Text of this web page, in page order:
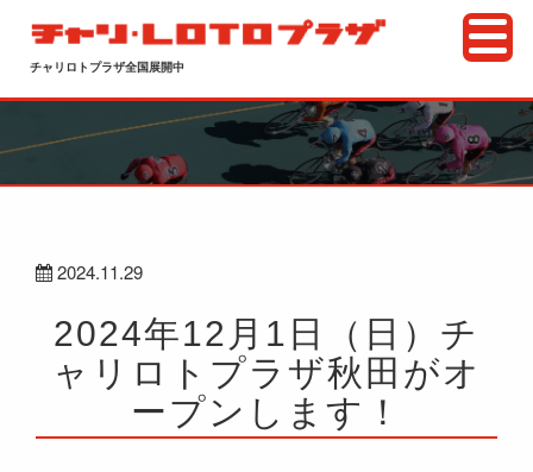
チャリロトプラザ全国展開中
2024.11.29
2024年12月1日（日）チ
ャリロトプラザ秋田がオ
ープンします！